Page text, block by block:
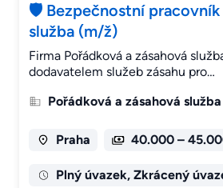
🛡️ Bezpečnostní pracovník
služba (m/ž)
Firma Pořádková a zásahová
dodavatelem služeb zásahu pro…
Pořádková a zásahová služba
Praha 40.000 –
Plný úvazek, Zkrácený